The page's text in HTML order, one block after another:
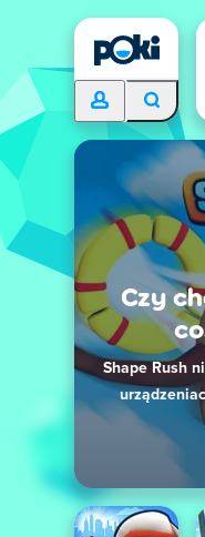
Czy
Shape Rush